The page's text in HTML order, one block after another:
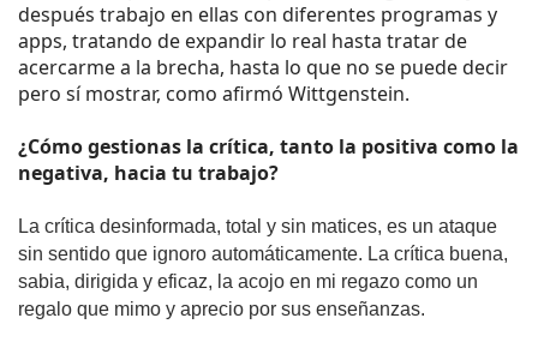
después trabajo en ellas con diferentes programas y
apps, tratando de expandir lo real hasta tratar de
acercarme a la brecha, hasta lo que no se puede decir
pero sí mostrar, como afirmó Wittgenstein.
¿Cómo gestionas la crítica, tanto la positiva como la
negativa, hacia tu trabajo?
La crítica desinformada, total y sin matices, es un ataque
sin sentido que ignoro automáticamente. La crítica buena,
sabia, dirigida y eficaz, la acojo en mi regazo como un
regalo que mimo y aprecio por sus enseñanzas.